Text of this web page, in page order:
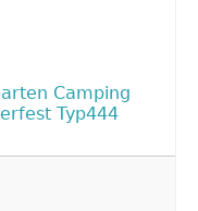
Camping
Typ444